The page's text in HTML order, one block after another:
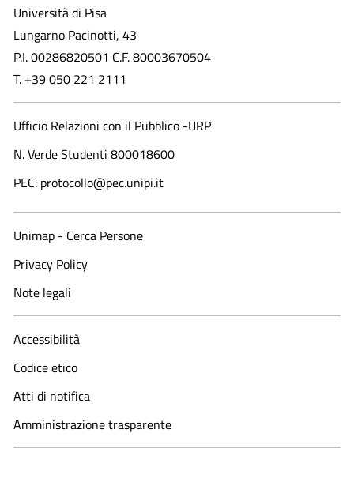
Università di Pisa
Lungarno Pacinotti, 43
P.I. 00286820501 C.F. 80003670504
T. +39 050 221 2111
Ufficio Relazioni con il Pubblico -URP
N. Verde Studenti 800018600​
PEC: protocollo@pec.unipi.it
Unimap - Cerca Persone
Privacy Policy
Note legali
Accessibilità
Codice etico
Atti di notifica
Amministrazione trasparente